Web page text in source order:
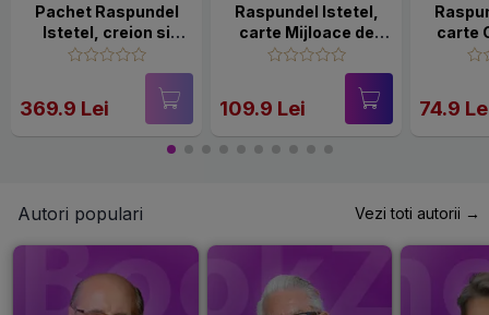
Pachet Raspundel
Istetel, creion si
carte Atlasul lumii
369.9 Lei
Raspundel Istetel,
carte Mijloace de
transport
109.9 Lei
carte
74.9
Autori populari Vezi toti autorii →